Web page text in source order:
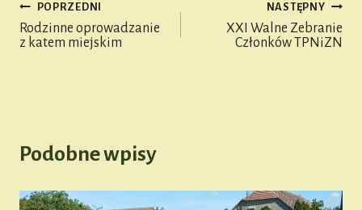
Nawigacja
wpisu
POPRZEDNI
Rodzinne oprowadzanie
z katem miejskim
NASTĘPNY
XXI Walne Zebranie
Członków TPNiZN
Podobne wpisy